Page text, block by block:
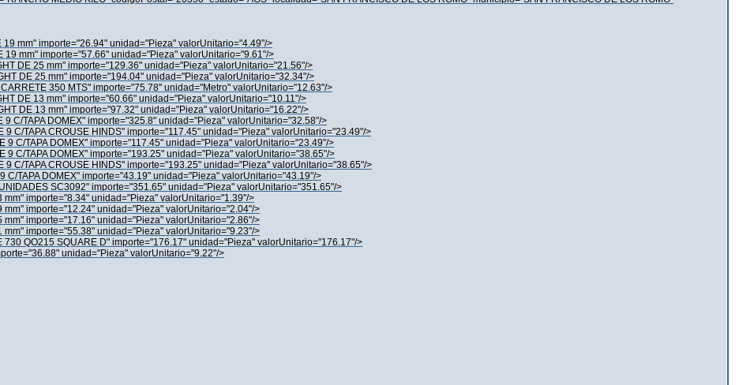
mm" importe="26.94" unidad="Pieza" valorUnitario="4.49"/>
mm" importe="57.66" unidad="Pieza" valorUnitario="9.61"/>
DE 25 mm" importe="129.36" unidad="Pieza" valorUnitario="21.56"/>
DE 25 mm" importe="194.04" unidad="Pieza" valorUnitario="32.34"/>
350 MTS" importe="75.78" unidad="Metro" valorUnitario="12.63"/>
DE 13 mm" importe="60.66" unidad="Pieza" valorUnitario="10.11"/>
DE 13 mm" importe="97.32" unidad="Pieza" valorUnitario="16.22"/>
C/TAPA DOMEX" importe="325.8" unidad="Pieza" valorUnitario="32.58"/>
C/TAPA CROUSE HINDS" importe="117.45" unidad="Pieza" valorUnitario="23.49"/>
C/TAPA DOMEX" importe="117.45" unidad="Pieza" valorUnitario="23.49"/>
C/TAPA DOMEX" importe="193.25" unidad="Pieza" valorUnitario="38.65"/>
C/TAPA CROUSE HINDS" importe="193.25" unidad="Pieza" valorUnitario="38.65"/>
TAPA DOMEX" importe="43.19" unidad="Pieza" valorUnitario="43.19"/>
SC3092" importe="351.65" unidad="Pieza" valorUnitario="351.65"/>
importe="8.34" unidad="Pieza" valorUnitario="1.39"/>
importe="12.24" unidad="Pieza" valorUnitario="2.04"/>
importe="17.16" unidad="Pieza" valorUnitario="2.86"/>
importe="55.38" unidad="Pieza" valorUnitario="9.23"/>
QO215 SQUARE D" importe="176.17" unidad="Pieza" valorUnitario="176.17"/>
unidad="Pieza" valorUnitario="9.22"/>